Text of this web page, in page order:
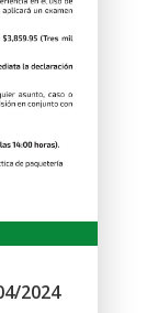
2024